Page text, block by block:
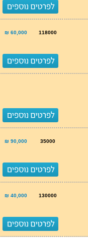
118000
60,000 ₪
35000
90,000 ₪
130000
40,000 ₪